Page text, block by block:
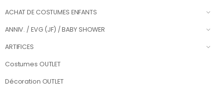
ACHAT DE COSTUMES ENFANTS
ANNIV. / EVG (JF) / BABY SHOWER
ARTIFICES
Costumes OUTLET
Décoration OUTLET